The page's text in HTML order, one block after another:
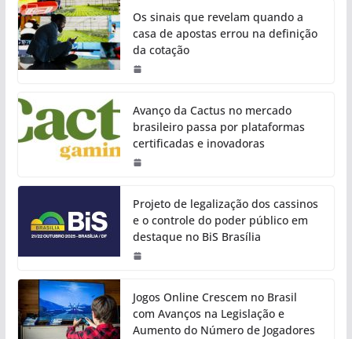
Os sinais que revelam quando a
casa de apostas errou na definição
da cotação
Avanço da Cactus no mercado
brasileiro passa por plataformas
certificadas e inovadoras
Projeto de legalização dos cassinos
e o controle do poder público em
destaque no BiS Brasília
Jogos Online Crescem no Brasil
com Avanços na Legislação e
Aumento do Número de Jogadores